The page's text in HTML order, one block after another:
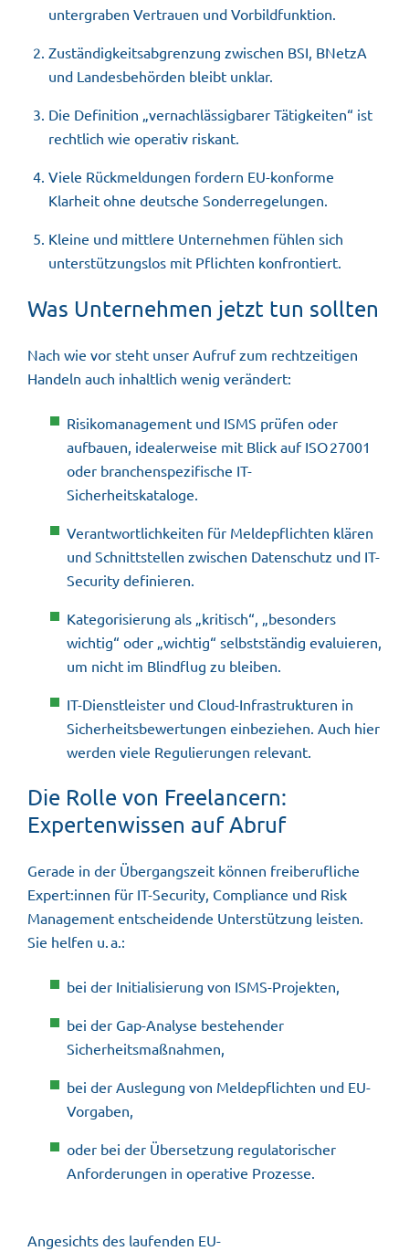
untergraben Vertrauen und Vorbildfunktion.
Zuständigkeitsabgrenzung zwischen BSI, BNetzA
und Landesbehörden bleibt unklar.
Die Definition „vernachlässigbarer Tätigkeiten“ ist
rechtlich wie operativ riskant.
Viele Rückmeldungen fordern EU-konforme
Klarheit ohne deutsche Sonderregelungen.
Kleine und mittlere Unternehmen fühlen sich
unterstützungslos mit Pflichten konfrontiert.
Was Unternehmen jetzt tun sollten
Nach wie vor steht unser Aufruf zum rechtzeitigen
Handeln auch inhaltlich wenig verändert:
Risikomanagement und ISMS prüfen oder
aufbauen, idealerweise mit Blick auf ISO 27001
oder branchenspezifische IT-
Sicherheitskataloge.
Verantwortlichkeiten für Meldepflichten klären
und Schnittstellen zwischen Datenschutz und IT-
Security definieren.
Kategorisierung als „kritisch“, „besonders
wichtig“ oder „wichtig“ selbstständig evaluieren,
um nicht im Blindflug zu bleiben.
IT-Dienstleister und Cloud-Infrastrukturen in
Sicherheitsbewertungen einbeziehen. Auch hier
werden viele Regulierungen relevant.
Die Rolle von Freelancern:
Expertenwissen auf Abruf
Gerade in der Übergangszeit können freiberufliche
Expert:innen für IT-Security, Compliance und Risk
Management entscheidende Unterstützung leisten.
Sie helfen u. a.:
bei der Initialisierung von ISMS-Projekten,
bei der Gap-Analyse bestehender
Sicherheitsmaßnahmen,
bei der Auslegung von Meldepflichten und EU-
Vorgaben,
oder bei der Übersetzung regulatorischer
Anforderungen in operative Prozesse.
Angesichts des laufenden EU-